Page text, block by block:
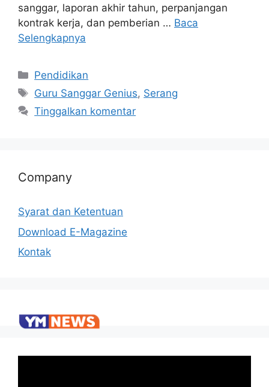
sanggar, laporan akhir tahun, perpanjangan
kontrak kerja, dan pemberian … Baca
Selengkapnya
Pendidikan
Guru Sanggar Genius, Serang
Tinggalkan komentar
Company
Syarat dan Ketentuan
Download E-Magazine
Kontak